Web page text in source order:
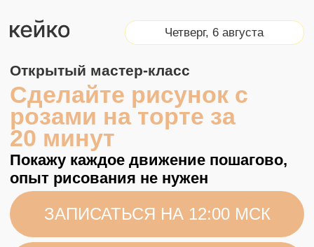
Сделайте рисунок с
розами на торте за
20 минут
Четверг, 6 августа
ЗАПИСАТЬСЯ НА 12:00 МСК
ЗАПИСАТЬСЯ НА 19:00 МСК
Покажу каждое движение пошагово,
опыт рисования не нужен